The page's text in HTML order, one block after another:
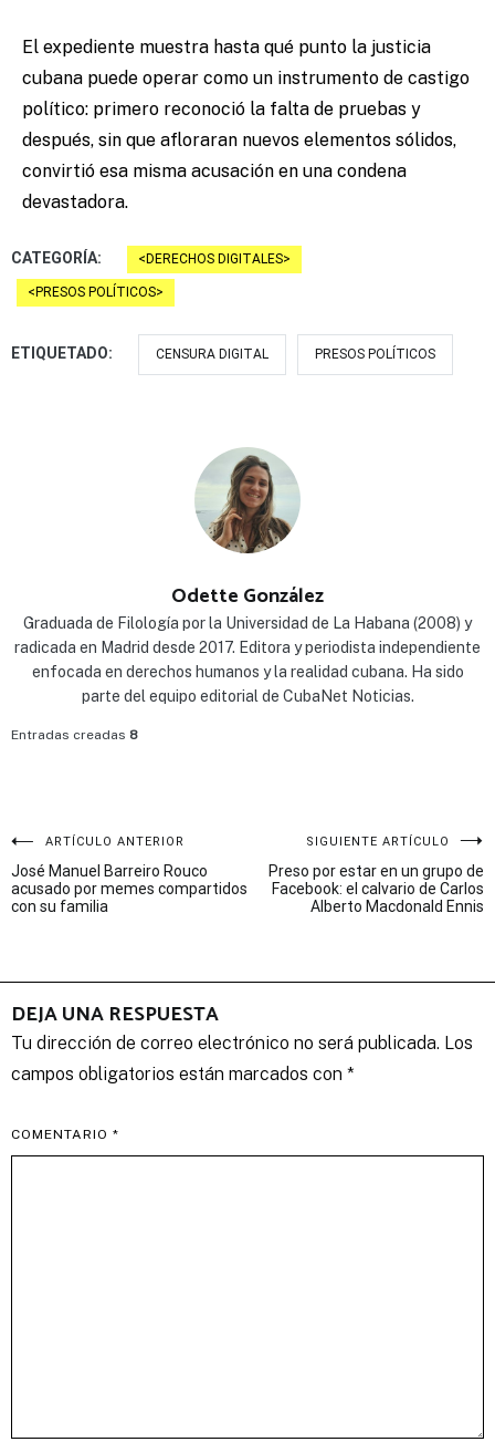
El expediente muestra hasta qué punto la justicia
cubana puede operar como un instrumento de castigo
político: primero reconoció la falta de pruebas y
después, sin que afloraran nuevos elementos sólidos,
convirtió esa misma acusación en una condena
devastadora.
CATEGORÍA: DERECHOS DIGITALES
PRESOS POLÍTICOS
ETIQUETADO: CENSURA DIGITAL PRESOS POLÍTICOS
Odette González
Graduada de Filología por la Universidad de La Habana (2008) y
radicada en Madrid desde 2017. Editora y periodista independiente
enfocada en derechos humanos y la realidad cubana. Ha sido
parte del equipo editorial de CubaNet Noticias.
Entradas creadas 8
Navegación
de
ARTÍCULO ANTERIOR
José Manuel Barreiro Rouco
acusado por memes compartidos
con su familia
SIGUIENTE ARTÍCULO
Preso por estar en un grupo de
Facebook: el calvario de Carlos
Alberto Macdonald Ennis
DEJA UNA RESPUESTA
Tu dirección de correo electrónico no será publicada. Los
campos obligatorios están marcados con *
COMENTARIO *